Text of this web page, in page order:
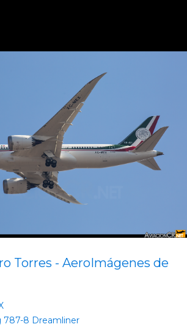
Torres - AeroImágenes de
787-8 Dreamliner